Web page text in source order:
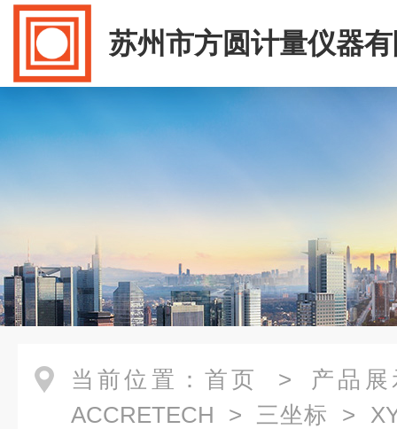
苏州市方圆计量仪器
当前位置： 首页 > 产品展
ACCRETECH > 三坐标 >